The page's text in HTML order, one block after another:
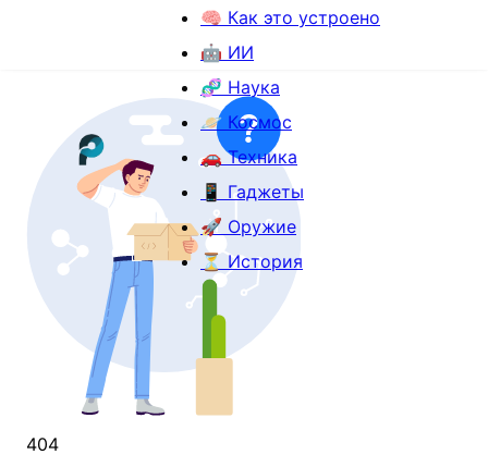
🧠 Как это устроено
🤖 ИИ
🧬 Наука
🪐 Космос
🚗 Техника
📱 Гаджеты
🚀 Оружие
⏳ История
404